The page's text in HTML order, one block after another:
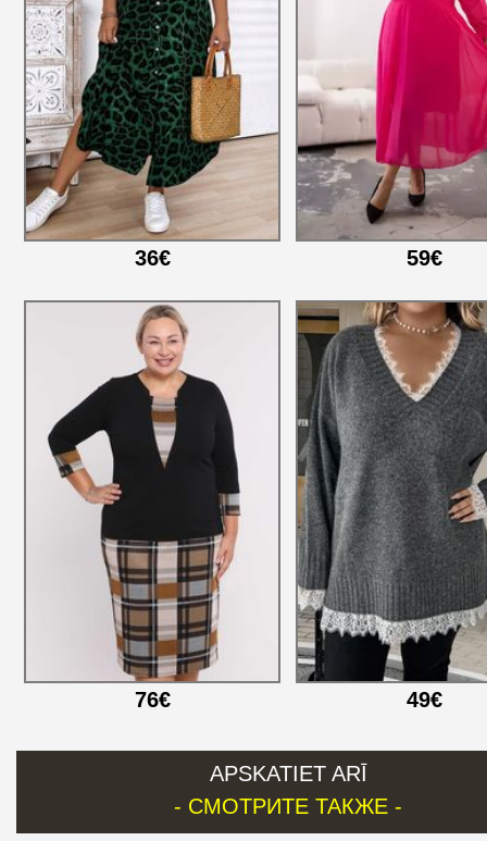
36€ 59€
76€ 49€
APSKATIET ARĪ
- СМОТРИТЕ ТАКЖЕ -